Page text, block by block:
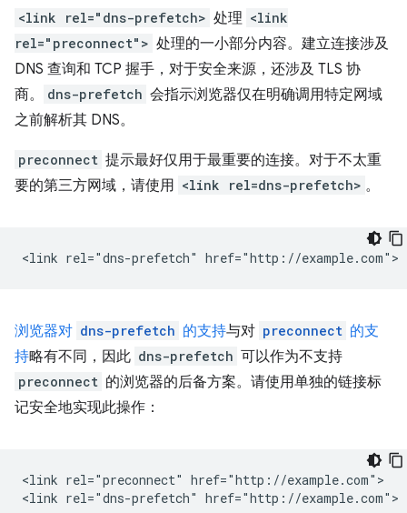
<link rel="dns-prefetch> 处理 <link
rel="preconnect"> 处理的一小部分内容。建立连接涉及
DNS 查询和 TCP 握手，对于安全来源，还涉及 TLS 协
商。
dns-prefetch 会指示浏览器仅在明确调用特定网域
之前解析其 DNS。
preconnect 提示最好仅用于最重要的连接。对于不太重
要的第三方网域，请使用 <link rel=dns-prefetch> 。
浏览器对 dns-prefetch 的支持与对 preconnect 的支
持略有不同，因此 dns-prefetch 可以作为不支持
preconnect 的浏览器的后备方案。请使用单独的链接标
记安全地实现此操作：
<link rel="preconnect" href="http://example.com">